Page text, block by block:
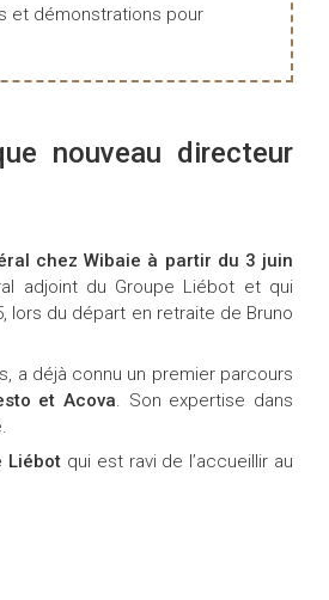
et démonstrations pour
nouveau directeur
chez Wibaie à partir du 3 juin
adjoint du Groupe Liébot et qui
lors du départ en retraite de Bruno
a déjà connu un premier parcours
et Acova. Son expertise dans
Liébot qui est ravi de l’accueillir au